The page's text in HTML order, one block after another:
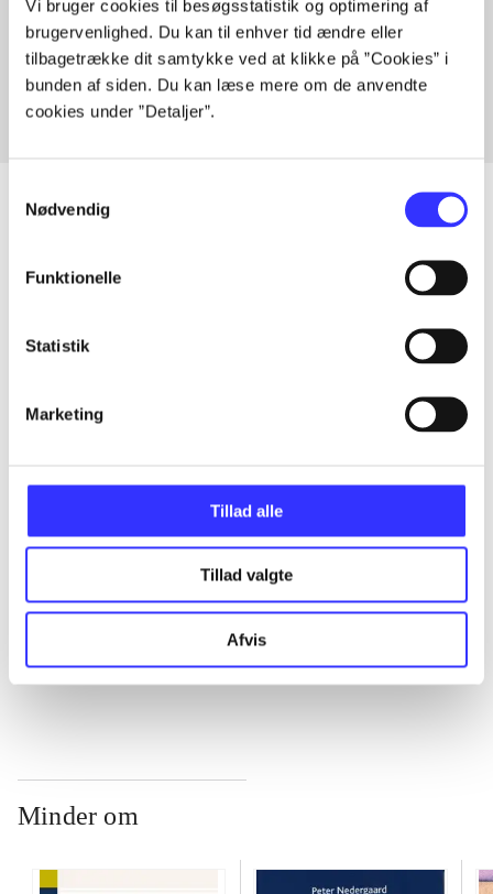
Vi bruger cookies til besøgsstatistik og optimering af
brugervenlighed. Du kan til enhver tid ændre eller
tilbagetrække dit samtykke ved at klikke på ”Cookies” i
bunden af siden. Du kan læse mere om de anvendte
cookies under ”Detaljer”.
Nødvendig
Funktionelle
Statistik
Marketing
Tillad alle
Tillad valgte
Afvis
Artikler med samme emner
Fra
Artikler
Minder om